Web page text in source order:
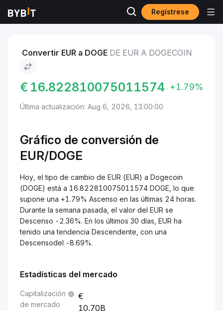
Regístrese
Mercados Precio de Dogecoin DOGE EUR to Dogecoin
Convertir EUR a DOGE DE EUR A DOGECOIN
€ 16.822810075011574 +1.79%
Última actualización: Aug 6, 2026, 13:00:00
Gráfico de conversión de
EUR/DOGE
Hoy, el tipo de cambio de EUR (EUR) a Dogecoin
(DOGE) está a 16.822810075011574 DOGE, lo que
supone una +1.79% Ascenso en las últimas 24 horas.
Durante la semana pasada, el valor del EUR se
Descenso -2.36%. En los últimos 30 días, EUR ha
tenido una tendencia Descendente, con una
Descensodel -8.69%.
Estadísticas del mercado
Capitalización
de mercado
10.70B